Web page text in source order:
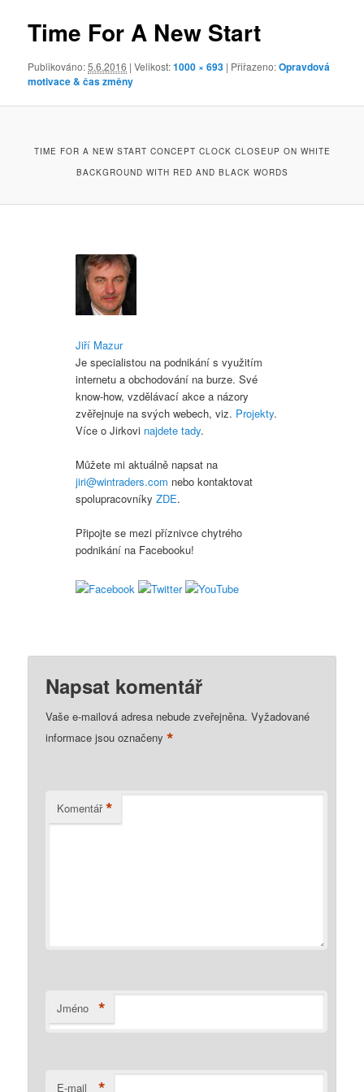
Time For A New Start
Publikováno:5.6.2016 | Velikost:1000 × 693 | Přiřazeno:Opravdová
motivace & čas změny
TIME FOR A NEW START CONCEPT CLOCK CLOSEUP ON WHITE
BACKGROUND WITH RED AND BLACK WORDS
Jiří Mazur
Je specialistou na podnikání s využitím
internetu a obchodování na burze. Své
know-how, vzdělávací akce a názory
zvěřejnuje na svých webech, viz. Projekty.
Více o Jirkovi najdete tady.
Můžete mi aktuálně napsat na
jiri@wintraders.com nebo kontaktovat
spolupracovníkyZDE.
Připojte se mezi příznivce chytrého
podnikání na Facebooku!
Napsat komentář
Vaše e-mailová adresa nebude zveřejněna. Vyžadované
informace jsou označeny*
Komentář *
Jméno *
E-mail